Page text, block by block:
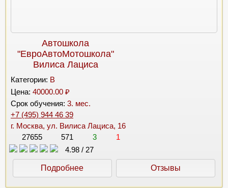
Автошкола
"ЕвроАвтоМотошкола"
Вилиса Лациса
Категории: B
Цена: 40000.00 ₽
Срок обучения: 3. мес.
+7 (495) 944 46 39
г. Москва, ул. Вилиса Лациса, 16
27655
571 3
1
4.98 / 27
Подробнее Отзывы